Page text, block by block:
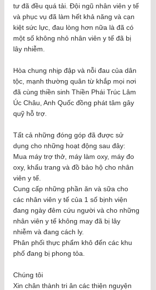
tư đã đều quá tải. Đội ngũ nhân viên y tế
và phục vụ đã làm hết khả năng và cạn
kiệt sức lực, đau lòng hơn nữa là đã có
một số không nhỏ nhân viên y tế đã bị
lây nhiễm.
Hòa chung nhịp đập và nỗi đau của dân
tộc, mạnh thường quân từ khắp mọi nơi
đã cùng thiền sinh Thiền Phái Trúc Lâm
Úc Châu, Anh Quốc đồng phát tâm gây
quỹ hỗ trợ.
Tất cả những đóng góp đã được sử
dụng cho những hoạt động sau đây:
Mua máy trợ thở, máy làm oxy, máy đo
oxy, khẩu trang và đồ bảo hộ cho nhân
viên y tế.
Cung cấp những phần ăn và sữa cho
các nhân viên y tế của 1 số bịnh viện
đang ngày đêm cứu người và cho những
nhân viên y tế không may đã bị lây
nhiễm và đang cách ly.
Phân phối thực phẩm khô đến các khu
phố đang bị phong tỏa.
Chúng tôi
Xin chân thành tri ân các thiện nguyện